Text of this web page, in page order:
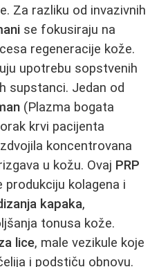
Za razliku od invazivnih
se fokusiraju na
regeneracije kože.
upotrebu sopstvenih
supstanci. Jedan od
(Plazma bogata
krvi pacijenta
koncentrovana
u kožu. Ovaj PRP
kolagena i
kapaka,
tonusa kože.
lice, male vezikule koje
i podstiču obnovu.